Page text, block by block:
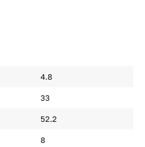
4.8
33
52.2
8